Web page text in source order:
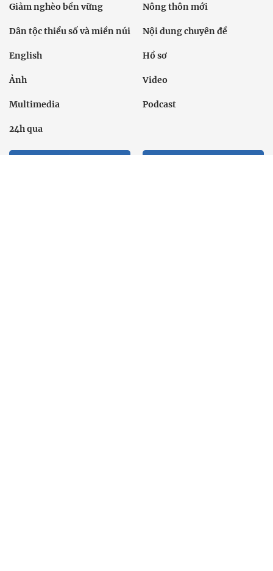
Giảm nghèo bền vững Nông thôn mới
Dân tộc thiểu số và miền núi Nội dung chuyên đề
English Hồ sơ
Ảnh Video
Multimedia Podcast
24h qua